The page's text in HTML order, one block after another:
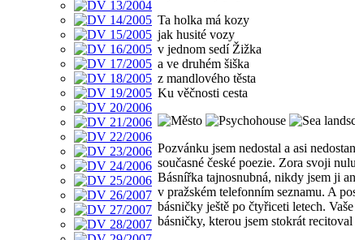
Ta holka má kozy
jak husité vozy
v jednom sedí Žižka
a ve druhém šiška
z mandlového těsta
Ku věčnosti cesta
Pozvánku jsem nedostal a asi
současné české poezie. Zora svoji
Básnířka tajnosnubná, nikdy jsem ji
v pražském telefonním seznamu. A
básničky ještě po čtyřiceti letech.
básničky, kterou jsem stokrát